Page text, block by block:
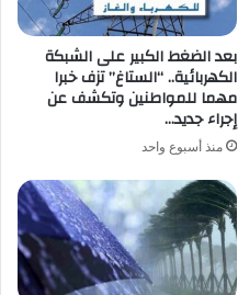
بعد الضغط الكبير على الشبكة
الكهربائية.. “الستاغ” تزف خبرا
مهما للمواطنين وتكشف عن
إجراء جديد…
منذ أسبوع واحد